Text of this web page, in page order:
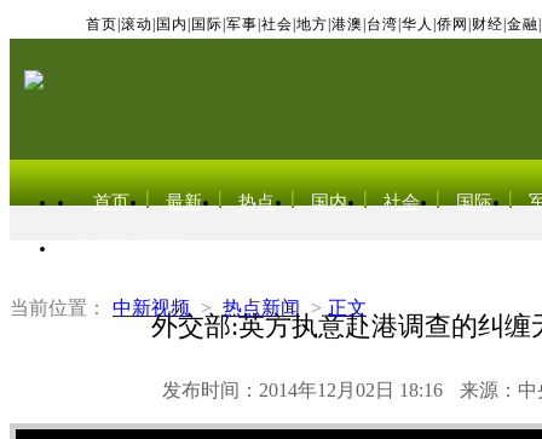
首页 滚动 国内 国际 军事 社会 地方 港澳 台湾 华人 侨网 财经 金融
首页 最新 热点 国内 社会 国际
当前位置： 中新视频 > 热点新闻 > 正文
外交部:英方执意赴港调查的纠缠
发布时间：2014年12月02日 18:16 来源：中